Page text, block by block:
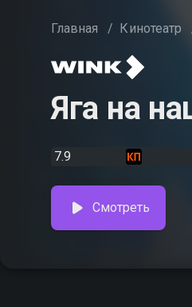
Главная / Кинотеатр
Яга на
7.9
Смотреть